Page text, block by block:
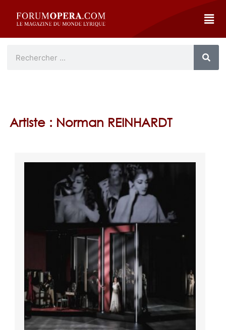
Artiste : Norman REINHARDT